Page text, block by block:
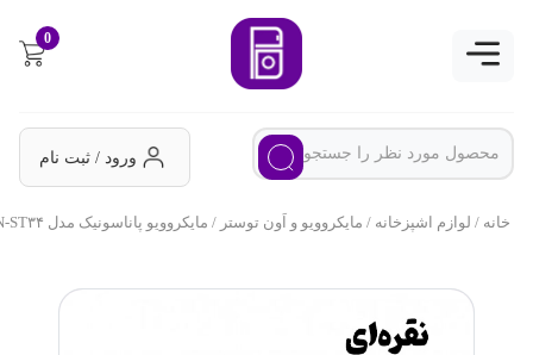
ورود / ثبت نام
خانه/لوازم اشپزخانه/مایکروویو و اَون توستر/ مایکروویو پاناسونیک مدل NN-ST۳۴